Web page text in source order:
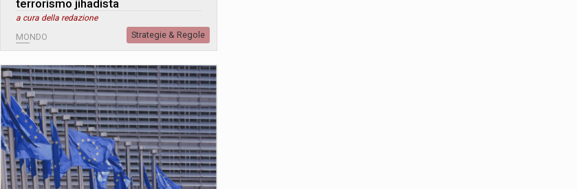
terrorismo jihadista
a cura della redazione
MONDO Strategie & Regole